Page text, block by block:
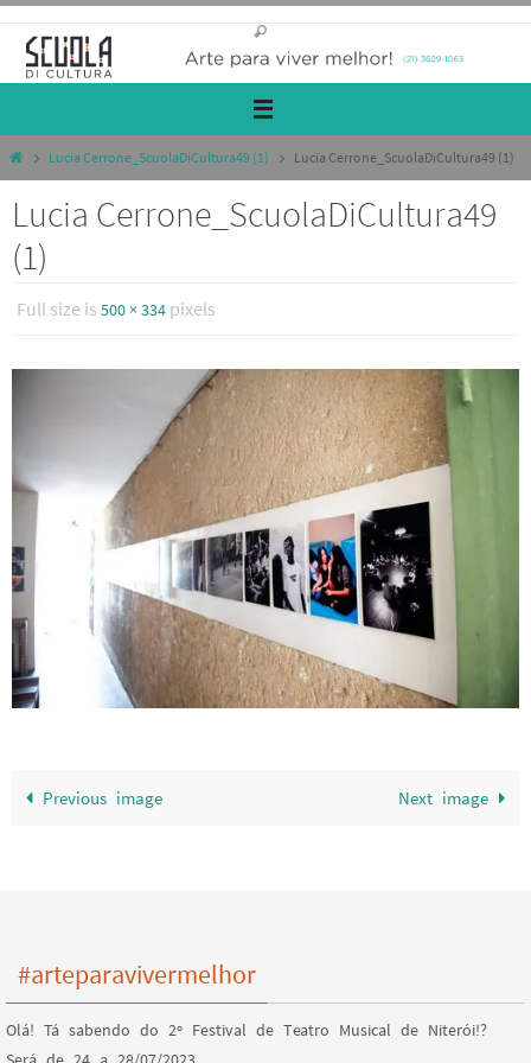
Lucia Cerrone_ScuolaDiCultura49 (1) Lucia Cerrone_ScuolaDiCultura49 (1)
Lucia Cerrone_ScuolaDiCultura49
(1)
Full size is 500 × 334 pixels
Previous image Next image
#arteparavivermelhor
Olá! Tá sabendo do 2º Festival de Teatro Musical de Niterói!?